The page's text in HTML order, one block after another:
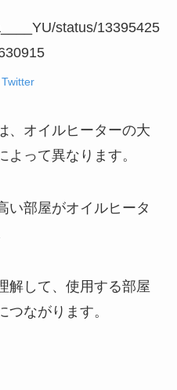
status/13395425
Twitter
、オイルヒーターの大
よって異なります。
い部屋がオイルヒータ
解して、使用する部屋
つながります。